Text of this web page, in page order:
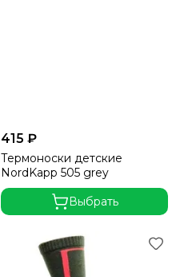
415 ₽
Термоноски детские
NordKapp 505 grey
Выбрать